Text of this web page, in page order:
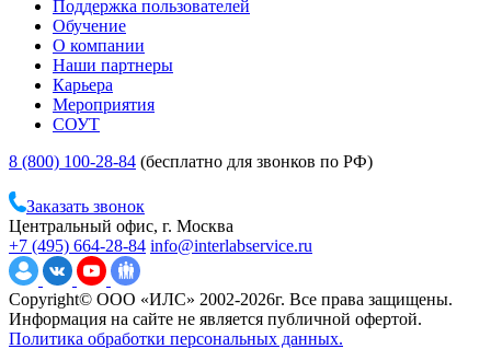
Поддержка пользователей
Обучение
О компании
Наши партнеры
Карьера
Мероприятия
СОУТ
8 (800) 100-28-84 (бесплатно для звонков по РФ)
Заказать звонок
Центральный офис, г. Москва
+7 (495) 664-28-84 info@interlabservice.ru
Copyright© ООО «ИЛС» 2002-2026г. Все права защищены.
Информация на сайте не является публичной офертой.
Политика обработки персональных данных.